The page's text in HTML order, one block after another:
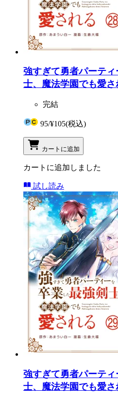
強すぎて勇者パーテ
士、魔法学園でも愛
完結
95/¥105(税込)
カートに追加
カートに追加しました
試し読み
強すぎて勇者パーテ
士、魔法学園でも愛